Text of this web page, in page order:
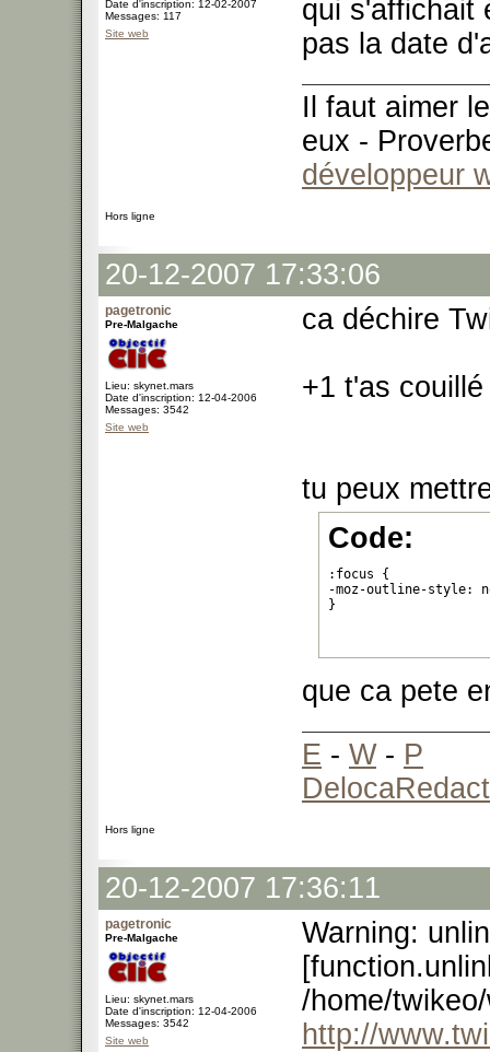
Date d'inscription: 12-02-2007
Messages: 117
Site web
qui s'affichait
pas la date
Il faut aimer
eux -
développeur
Hors ligne
20-12-2007 17:33:06
pagetronic
Pre-Malgache
Lieu: skynet.mars
Date d'inscription: 12-04-2006
Messages: 3542
Site web
ca déchire
+1 t'as
tu peux
Code:
:focus {
-moz-outline-style:
}
que ca pete
E - W- P
Hors ligne
20-12-2007 17:36:11
pagetronic
Pre-Malgache
Lieu: skynet.mars
Date d'inscription: 12-04-2006
Messages: 3542
Site web
Warning:
/home/
http://